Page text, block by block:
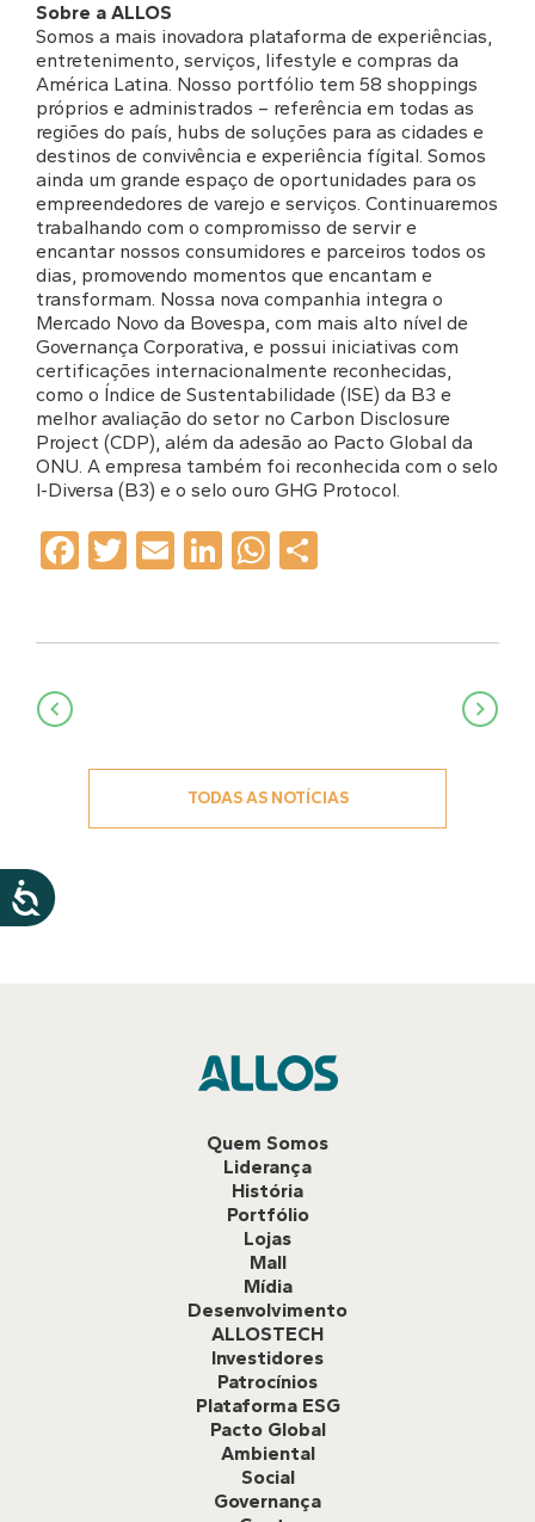
Sobre a ALLOS
Somos a mais inovadora plataforma de experiências,
entretenimento, serviços, lifestyle e compras da
América Latina. Nosso portfólio tem 58 shoppings
próprios e administrados – referência em todas as
regiões do país, hubs de soluções para as cidades e
destinos de convivência e experiência fígital. Somos
ainda um grande espaço de oportunidades para os
empreendedores de varejo e serviços. Continuaremos
trabalhando com o compromisso de servir e
encantar nossos consumidores e parceiros todos os
dias, promovendo momentos que encantam e
transformam. Nossa nova companhia integra o
Mercado Novo da Bovespa, com mais alto nível de
Governança Corporativa, e possui iniciativas com
certificações internacionalmente reconhecidas,
como o Índice de Sustentabilidade (ISE) da B3 e
melhor avaliação do setor no Carbon Disclosure
Project (CDP), além da adesão ao Pacto Global da
ONU. A empresa também foi reconhecida com o selo
I-Diversa (B3) e o selo ouro GHG Protocol.
Facebook
Twitter
EmailLinkedIn
WhatsApp
Navegação
TODAS AS NOTÍCIAS
Quem Somos
Liderança
História
Portfólio
Lojas
Mall
Mídia
Desenvolvimento
ALLOSTECH
Investidores
Patrocínios
Plataforma ESG
Pacto Global
Ambiental
Social
Governança